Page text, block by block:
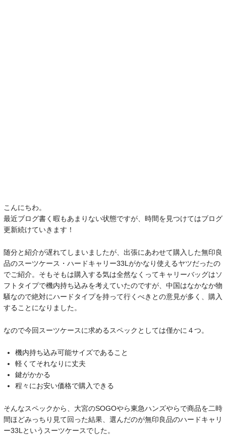
こんにちわ。
最近ブログ書く暇もあまりない状態ですが、時間を見つけてはブログ
更新続けていきます！
随分と紹介が遅れてしまいましたが、出張にあわせて購入した無印良
品のスーツケース・ハードキャリー33Lがかなり使えるヤツだったの
でご紹介。そもそもは購入する気は全然なくってキャリーバッグはソ
フトタイプで機内持ち込みを考えていたのですが、中国はなかなか物
騒なので絶対にハードタイプを持って行くべきとの意見が多く、購入
することになりました。
なので今回スーツケースに求めるスペックとしては僅かに４つ。
機内持ち込み可能サイズであること
軽くてそれなりに丈夫
鍵がかかる
程々にお安い価格で購入できる
そんなスペックから、大宮のSOGOやら東急ハンズやらで商品を二時
間ほどみっちり見て回った結果、選んだのが無印良品のハードキャリ
ー33Lというスーツケースでした。